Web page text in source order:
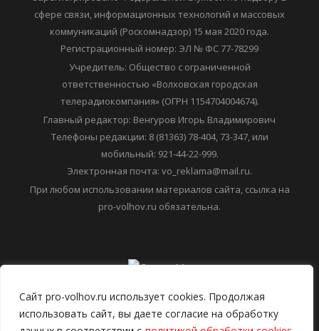
Сайт pro-volhov.ru использует cookies. Продолжая
использовать сайт, вы даете согласие на обработку
6+ Средство массовой информации "ПРО ВОЛХОВ"
зарегистрировано Федеральной службой по надзору в
сфере связи, информационных технологий и массовых
коммуникаций (Роскомнадзор) 15 мая 2020 года.
Регистрационный номер: ЭЛ № ФС 77-78299
Учредитель: Общество с ограниченной
ответственностью «Волховская городская
телерадиокомпания» (ОГРН 1154704004674).
Главный редактор: Венгуров Игорь Владимирович
Телефоны редакции: 8 (81363) 78-404, 73-347, или
Электронная почта: vo_reklama@mail.ru.